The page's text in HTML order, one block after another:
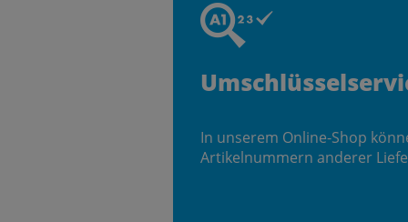
In unserem Online-Shop
Artikelnummern anderer